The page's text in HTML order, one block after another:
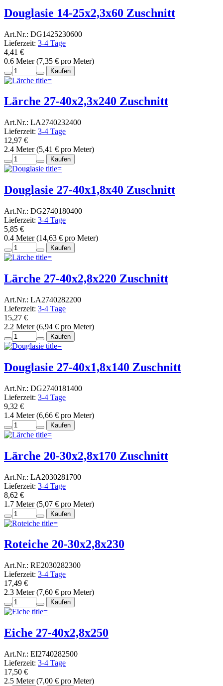
Douglasie 14-25x2,3x60 Zuschnitt
Art.Nr.: DG1425230600
Lieferzeit: 3-4 Tage
4,41 €
0.6 Meter (7,35 € pro Meter)
Kaufen
Lärche 27-40x2,3x240 Zuschnitt
Art.Nr.: LA2740232400
Lieferzeit: 3-4 Tage
12,97 €
2.4 Meter (5,41 € pro Meter)
Kaufen
Douglasie 27-40x1,8x40 Zuschnitt
Art.Nr.: DG2740180400
Lieferzeit: 3-4 Tage
5,85 €
0.4 Meter (14,63 € pro Meter)
Kaufen
Lärche 27-40x2,8x220 Zuschnitt
Art.Nr.: LA2740282200
Lieferzeit: 3-4 Tage
15,27 €
2.2 Meter (6,94 € pro Meter)
Kaufen
Douglasie 27-40x1,8x140 Zuschnitt
Art.Nr.: DG2740181400
Lieferzeit: 3-4 Tage
9,32 €
1.4 Meter (6,66 € pro Meter)
Kaufen
Lärche 20-30x2,8x170 Zuschnitt
Art.Nr.: LA2030281700
Lieferzeit: 3-4 Tage
8,62 €
1.7 Meter (5,07 € pro Meter)
Kaufen
Roteiche 20-30x2,8x230
Art.Nr.: RE2030282300
Lieferzeit: 3-4 Tage
17,49 €
2.3 Meter (7,60 € pro Meter)
Kaufen
Eiche 27-40x2,8x250
Art.Nr.: EI2740282500
Lieferzeit: 3-4 Tage
17,50 €
2.5 Meter (7,00 € pro Meter)